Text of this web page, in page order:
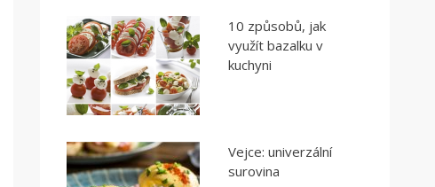
10 způsobů, jak
využít bazalku v
kuchyni
Vejce: univerzální
surovina